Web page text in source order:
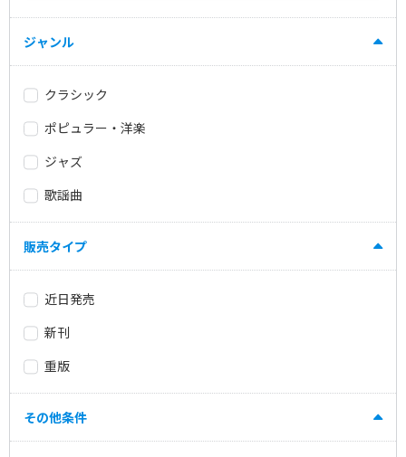
ジャンル
クラシック
ポピュラー・洋楽
ジャズ
歌謡曲
販売タイプ
近日発売
新刊
重版
その他条件